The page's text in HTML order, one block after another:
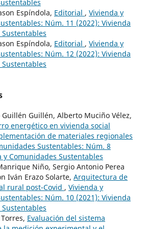
Espíndola, Editorial , Vivienda y
Núm. 11 (2022): Vivienda
Espíndola, Editorial , Vivienda y
Núm. 12 (2022): Vivienda
Guillén, Alberto Muciño Vélez,
energético en vivienda social
de materiales regionales
Sustentables: Núm. 8
y Comunidades Sustentables
Niño, Sergio Antonio Perea
Iván Erazo Solarte, Arquitectura de
rural post-Covid , Vivienda y
Núm. 10 (2021): Vivienda
Evaluación del sistema